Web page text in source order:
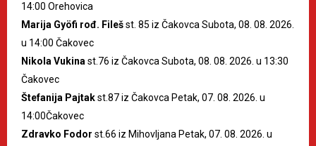
14:00 Orehovica
Marija Gyöfi rođ. Filešst. 85 iz Čakovca Subota, 08. 08. 2026.
u 14:00 Čakovec
Nikola Vukinast.76 iz Čakovca Subota, 08. 08. 2026. u 13:30
Čakovec
Štefanija Pajtakst.87 iz Čakovca Petak, 07. 08. 2026. u
14:00Čakovec
Zdravko Fodor st.66 iz Mihovljana Petak, 07. 08. 2026. u